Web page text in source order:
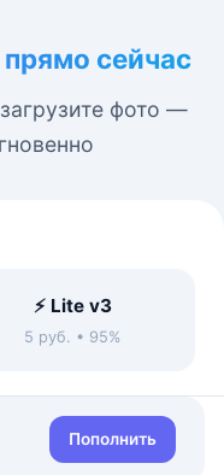
сейчас
фото —
⚡ Lite v3
5 руб. • 95%
Пополнить